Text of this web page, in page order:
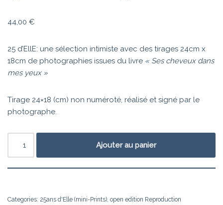
44,00 €
25 d’EllE: une sélection intimiste avec des tirages 24cm x
18cm de photographies issues du livre « Ses cheveux dans
mes yeux »
Tirage 24×18 (cm) non numéroté, réalisé et signé par le
photographe.
Ajouter au panier
Categories: 25ans d'Elle (mini-Prints), open edition Reproduction